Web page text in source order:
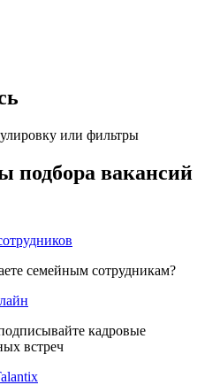
или фильтры
подбора вакансий
семейным сотрудникам?
кадровые
встреч